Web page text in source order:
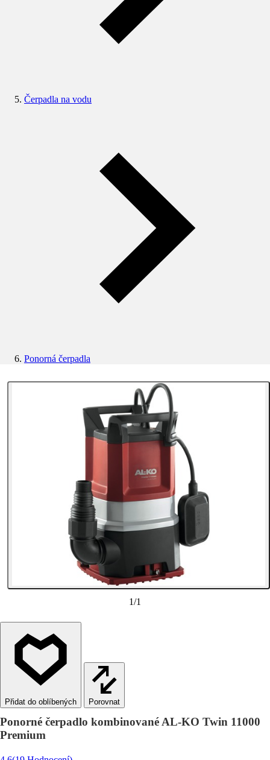
Čerpadla na vodu
Ponorná čerpadla
1/1
Porovnat
Ponorné čerpadlo kombinované AL-KO Twin 11000
Premium